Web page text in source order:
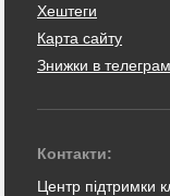
Хештеги
Карта сайту
Знижки в телеграм
Контакти:
Центр підтримки